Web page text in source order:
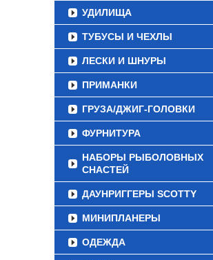
УДИЛИЩА
ТУБУСЫ И ЧЕХЛЫ
ЛЕСКИ И ШНУРЫ
ПРИМАНКИ
ГРУЗА/ДЖИГ-ГОЛОВКИ
ФУРНИТУРА
НАБОРЫ РЫБОЛОВНЫХ
СНАСТЕЙ
ДАУНРИГГЕРЫ SCOTTY
МИНИПЛАНЕРЫ
ОДЕЖДА